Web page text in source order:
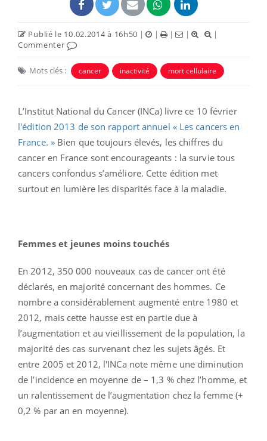
Publié le 10.02.2014 à 16h50 | | | |
|
Commenter
Mots clés : cancer inactivité mort cellulaire
L’Institut National du Cancer (INCa) livre ce 10 février
l'édition 2013 de son rapport annuel « Les cancers en
France. »Bien que toujours élevés, les chiffres du
cancer en France sont encourageants : la survie tous
cancers confondus s’améliore. Cette édition met
surtout en lumière les disparités face à la maladie.
Femmes et jeunes moins touchés
En 2012, 350 000 nouveaux cas de cancer ont été
déclarés, en majorité concernant des hommes. Ce
nombre a considérablement augmenté entre 1980 et
2012, mais cette hausse est en partie due à
l’augmentation et au vieillissement de la population, la
majorité des cas survenant chez les sujets âgés. Et
entre 2005 et 2012, l'INCa note même une diminution
de l’incidence en moyenne de – 1,3 % chez l’homme, et
un ralentissement de l’augmentation chez la femme (+
0,2 % par an en moyenne).